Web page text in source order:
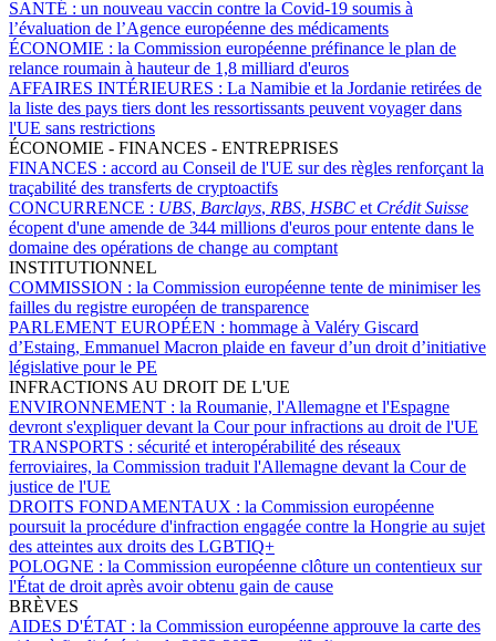
SANTÉ : un nouveau vaccin contre la Covid-19 soumis à
l’évaluation de l’Agence européenne des médicaments
ÉCONOMIE : la Commission européenne préfinance le plan de
relance roumain à hauteur de 1,8 milliard d'euros
AFFAIRES INTÉRIEURES : La Namibie et la Jordanie retirées de
la liste des pays tiers dont les ressortissants peuvent voyager dans
l'UE sans restrictions
ÉCONOMIE - FINANCES - ENTREPRISES
FINANCES : accord au Conseil de l'UE sur des règles renforçant la
traçabilité des transferts de cryptoactifs
CONCURRENCE : UBS, Barclays, RBS, HSBC et Crédit Suisse
écopent d'une amende de 344 millions d'euros pour entente dans le
domaine des opérations de change au comptant
INSTITUTIONNEL
COMMISSION : la Commission européenne tente de minimiser les
failles du registre européen de transparence
PARLEMENT EUROPÉEN : hommage à Valéry Giscard
d’Estaing, Emmanuel Macron plaide en faveur d’un droit d’initiative
législative pour le PE
INFRACTIONS AU DROIT DE L'UE
ENVIRONNEMENT : la Roumanie, l'Allemagne et l'Espagne
devront s'expliquer devant la Cour pour infractions au droit de l'UE
TRANSPORTS : sécurité et interopérabilité des réseaux
ferroviaires, la Commission traduit l'Allemagne devant la Cour de
justice de l'UE
DROITS FONDAMENTAUX : la Commission européenne
poursuit la procédure d'infraction engagée contre la Hongrie au sujet
des atteintes aux droits des LGBTIQ+
POLOGNE : la Commission européenne clôture un contentieux sur
l'État de droit après avoir obtenu gain de cause
BRÈVES
AIDES D'ÉTAT : la Commission européenne approuve la carte des